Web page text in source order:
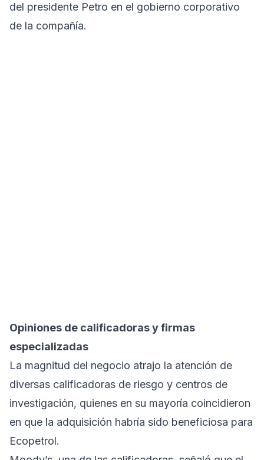
del presidente Petro en el gobierno corporativo
de la compañía.
Opiniones de calificadoras y firmas
especializadas
La magnitud del negocio atrajo la atención de
diversas calificadoras de riesgo y centros de
investigación, quienes en su mayoría coincidieron
en que la adquisición habría sido beneficiosa para
Ecopetrol.